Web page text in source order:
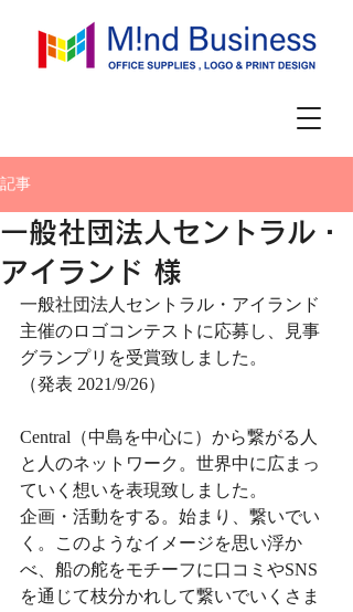
記事
一般社団法人セントラル・
アイランド 様
一般社団法人セントラル・アイランド
主催のロゴコンテストに応募し、見事
グランプリを受賞致しました。
（発表 2021/9/26）
Central（中島を中心に）から繋がる人
と人のネットワーク。世界中に広まっ
ていく想いを表現致しました。
企画・活動をする。始まり、繋いでい
く。このようなイメージを思い浮か
べ、船の舵をモチーフに口コミやSNS
を通じて枝分かれして繋いでいくさま